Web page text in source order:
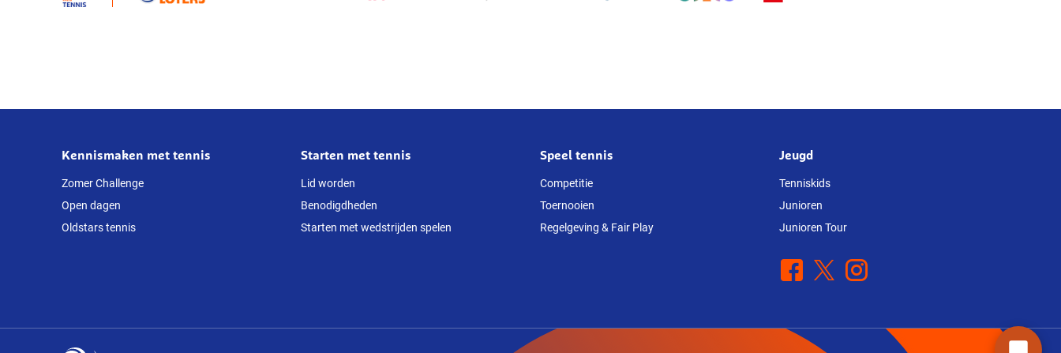
in
Over
deze
website
Kennismaken met tennis
Zomer Challenge
Open dagen
Oldstars tennis
Starten met tennis
Lid worden
Benodigdheden
Starten met wedstrijden spelen
Speel tennis
Competitie
Toernooien
Regelgeving & Fair Play
Jeugd
Tenniskids
Junioren
Junioren Tour
Facebook
X Instagram